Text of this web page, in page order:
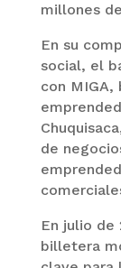
millones
En su
social, el
con MIGA,
de
En julio de
billetera